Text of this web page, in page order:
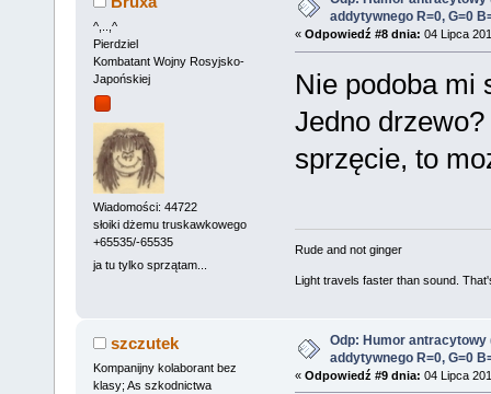
^,..,^
Pierdziel
Kombatant Wojny Rosyjsko-
Japońskiej
Wiadomości: 44722
słoiki dżemu truskawkowego
+65535/-65535
ja tu tylko sprzątam...
addytywnego R=0, G=0
« Odpowiedź #8 dnia: 04 Lipca
Nie podoba mi
Jedno
sprzęcie, to
Rude and not ginger
Light travels faster than sound.
szczutek
Kompanijny kolaborant bez
klasy; As szkodnictwa
Odp: Humor antracytowy
addytywnego R=0, G=0
« Odpowiedź #9 dnia: 04 Lipca